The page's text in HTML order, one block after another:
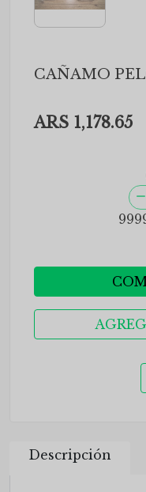
CAÑAMO
ARS 1,178.65
Descripción